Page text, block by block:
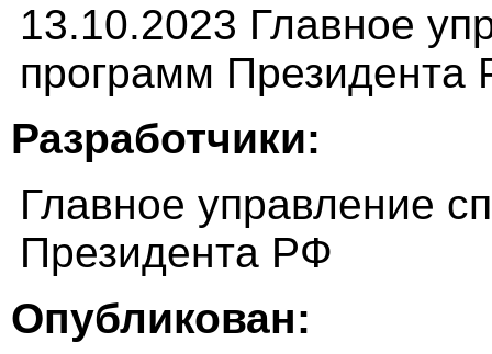
13.10.2023 Главное
программ Президента
Разработчики:
Главное управление
Президента РФ
Опубликован: